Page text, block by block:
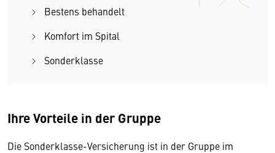
Bestens behandelt
Komfort im Spital
Sonderklasse
Ihre Vorteile in der Gruppe
Die Sonderklasse-Versicherung ist in der Gruppe im